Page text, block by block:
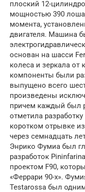
плоский 12-
мощностью 390
момента,
двигателя. Машина
основан на шасси
колеса и зеркала от
компоненты были
выпущено всего
произведены
причем каждый был
отметила
коротком отрывке из
через семнадцать
Энрико Фумиа был
разработок
проектом F90,
«Феррари 90-х».
Testarossa был